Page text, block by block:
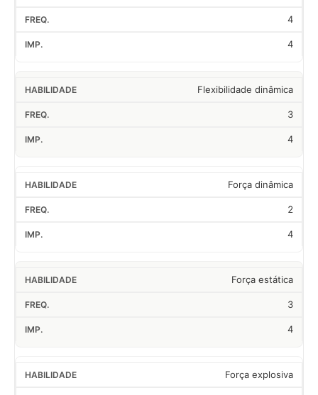
4
4
Flexibilidade dinâmica
3
4
Força dinâmica
2
4
Força estática
3
4
Força explosiva